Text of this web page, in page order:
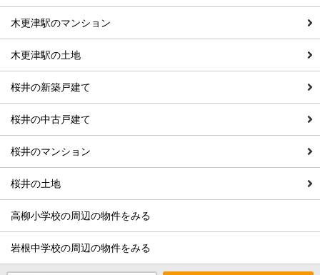
木更津駅のマンション
木更津駅の土地
桜井の新築戸建て
桜井の中古戸建て
桜井のマンション
桜井の土地
高柳小学校の周辺の物件をみる
岩根中学校の周辺の物件をみる